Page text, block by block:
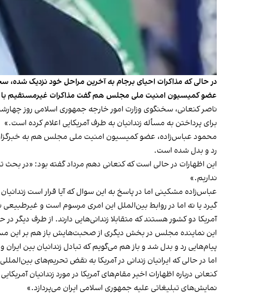
در حالی که مذاکرات احیای برجام به آخرین مراحل خود نزدیک شده،
عضو کمیسیون امنیت ملی مجلس هم گفت مذاکرات غیرمستقیم با
برای پرداختن به مسأله زندانیان به طرف آمریکایی اعلام کرده است.»
محمود عباس‌زاده، عضو کمیسیون امنیت ملی مجلس هم به خبرگزاری
رد و بدل شده است.
این اظهارات در حالی است که کنعانی دهم مرداد گفته بود: «در
نداریم.»
عباس‌زاده مشکینی اما در پاسخ به این سوال که آیا قرار است
گیرد یا نه اما در روابط بین‌الملل این امری مرسوم است و
آمریکا دو کشور هستند که متقابلا زندانی‌هایی دارند. از طرف
این نماینده مجلس در بخش دیگری از صحبت‌هایش باز هم بر این
پیام‌هایی رد و بدل شد و باز هم می‌گویم که تبادل زندانیان بین
اما در حالی که ایرانیان زندانی در آمریکا به نقض تحریم‌های
کنعانی درباره اظهارات اخیر مقام‌های آمریکا در مورد زندانیان
نمایش‌های تبلیغاتی علیه جمهوری اسلامی ایران می‌پردازد.»